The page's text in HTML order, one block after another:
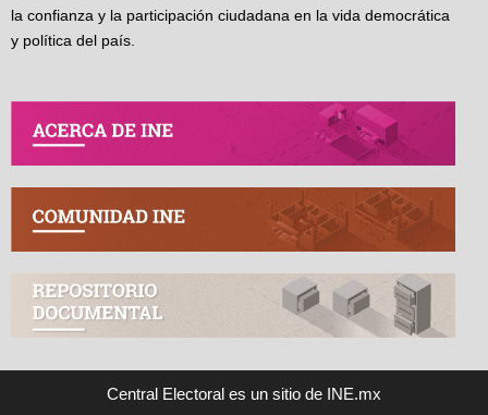
la confianza y la participación ciudadana en la vida democrática
y política del país.
Central Electoral es un sitio de INE.mx